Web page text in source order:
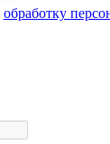
обработку